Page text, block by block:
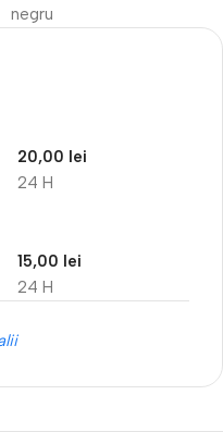
negru
24 H
20,00 lei
24 H
15,00 lei